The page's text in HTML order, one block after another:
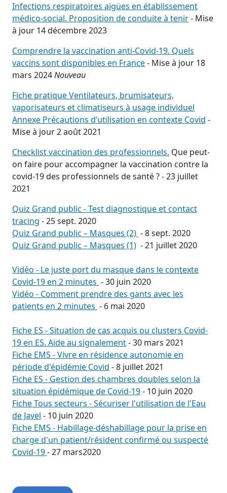
Infections respiratoires aigües en établissement
médico-social. Proposition de conduite à tenir- Mise
à jour 14 décembre 2023
Comprendre la vaccination anti-Covid-19. Quels
vaccins sont disponibles en France- Mise à jour 18
mars 2024Nouveau
Fiche pratique Ventilateurs, brumisateurs,
vaporisateurs et climatiseurs à usage individuel
Annexe Précautions d’utilisation en contexte Covid -
Mise à jour 2 août 2021
Checklist vaccination des professionnels. Que peut-
on faire pour accompagner la vaccination contre la
covid-19 des professionnels de santé ? - 23 juillet
2021
Quiz Grand public - Test diagnostique et contact
tracing - 25 sept. 2020
Quiz Grand public – Masques (2) - 8 sept. 2020
Quiz Grand public – Masques (1) - 21 juillet 2020
Vidéo - Le juste port du masque dans le contexte
Covid-19 en 2 minutes - 30 juin 2020
Vidéo - Comment prendre des gants avec les
patients en 2 minutes - 6 mai 2020
Fiche ES - Situation de cas acquis ou clusters Covid-
19 en ES. Aide au signalement- 30 mars 2021
Fiche EMS - Vivre en résidence autonomie en
période d'épidémie Covid - 8 juillet 2021
Fiche ES - Gestion des chambres doubles selon la
situation épidémique de Covid-19- 10 juin 2020
Fiche Tous secteurs - Sécuriser l'utilisation de l'Eau
de Javel - 10 juin 2020
Fiche EMS - Habillage-déshabillage pour la prise en
charge d'un patient/résident confirmé ou suspecté
Covid-19- 27 mars2020